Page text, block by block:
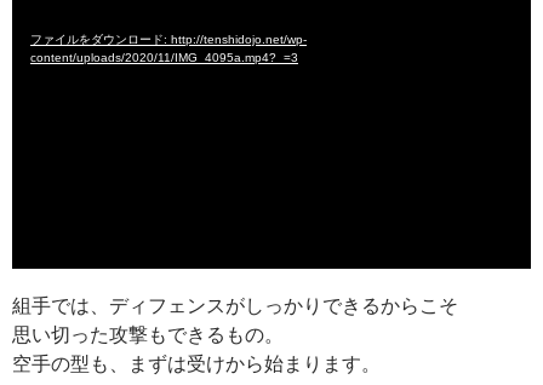
ファイルをダウンロード: http://tenshidojo.net/wp-
content/uploads/2020/11/IMG_4095a.mp4?_=3
組手では、ディフェンスがしっかりできるからこそ
思い切った攻撃もできるもの。
空手の型も、まずは受けから始まります。